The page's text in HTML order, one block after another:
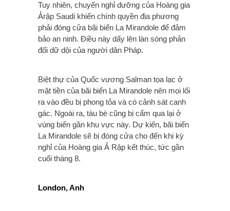
Tuy nhiên, chuyến nghỉ dưỡng của Hoàng gia
Ảrập Saudi khiến chính quyền địa phương
phải đóng cửa bãi biển La Mirandole để đảm
bảo an ninh. Điều này dấy lên làn sóng phản
đối dữ dội của người dân Pháp.
Biệt thự của Quốc vương Salman tọa lạc ở
mặt tiền của bãi biển La Mirandole nên mọi lối
ra vào đều bị phong tỏa và có cảnh sát canh
gác. Ngoài ra, tàu bè cũng bị cấm qua lại ở
vùng biển gần khu vực này. Dự kiến, bãi biển
La Mirandole sẽ bị đóng cửa cho đến khi kỳ
nghỉ của Hoàng gia Ả Rập kết thúc, tức gần
cuối tháng 8.
London, Anh